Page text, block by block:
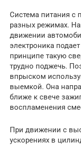
Система питания с
разных режимах.
движении
электроника
принципе такую
трудно поджечь.
впрыском
выемкой. Она
ближе к свече
воспламенения
При движении с
ускорениях в